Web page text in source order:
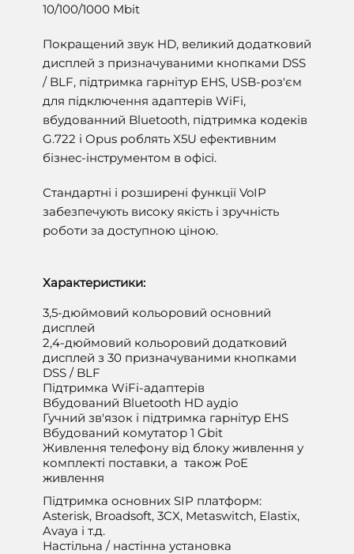
10/100/1000 Mbit
Покращений звук HD, великий додатковий
дисплей з призначуваними кнопками DSS
/ BLF, підтримка гарнітур EHS, USB-роз'єм
для підключення адаптерів WiFi,
вбудованний Bluetooth, підтримка кодеків
G.722 і Opus роблять X5U ефективним
бізнес-інструментом в офісі.
Стандартні і розширені функції VoIP
забезпечують високу якість і зручність
роботи за доступною ціною.
Характеристики:
3,5-дюймовий кольоровий основний
дисплей
2,4-дюймовий кольоровий додатковий
дисплей з 30 призначуваними кнопками
DSS / BLF
Підтримка WiFi-адаптерів
Вбудований Bluetooth HD аудіо
Гучний зв'язок і підтримка гарнітур EHS
Вбудований комутатор 1 Gbit
Живлення телефону від блоку живлення у
комплекті поставки, а також PoE
живлення
Підтримка основних SIP платформ:
Asterisk, Broadsoft, 3CX, Metaswitch, Elastix,
Avaya і т.д.
Настільна / настінна установка